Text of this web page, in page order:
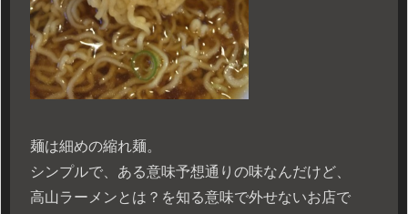
麺は細めの縮れ麺。
シンプルで、ある意味予想通りの味なんだけど、
高山ラーメンとは？を知る意味で外せないお店で